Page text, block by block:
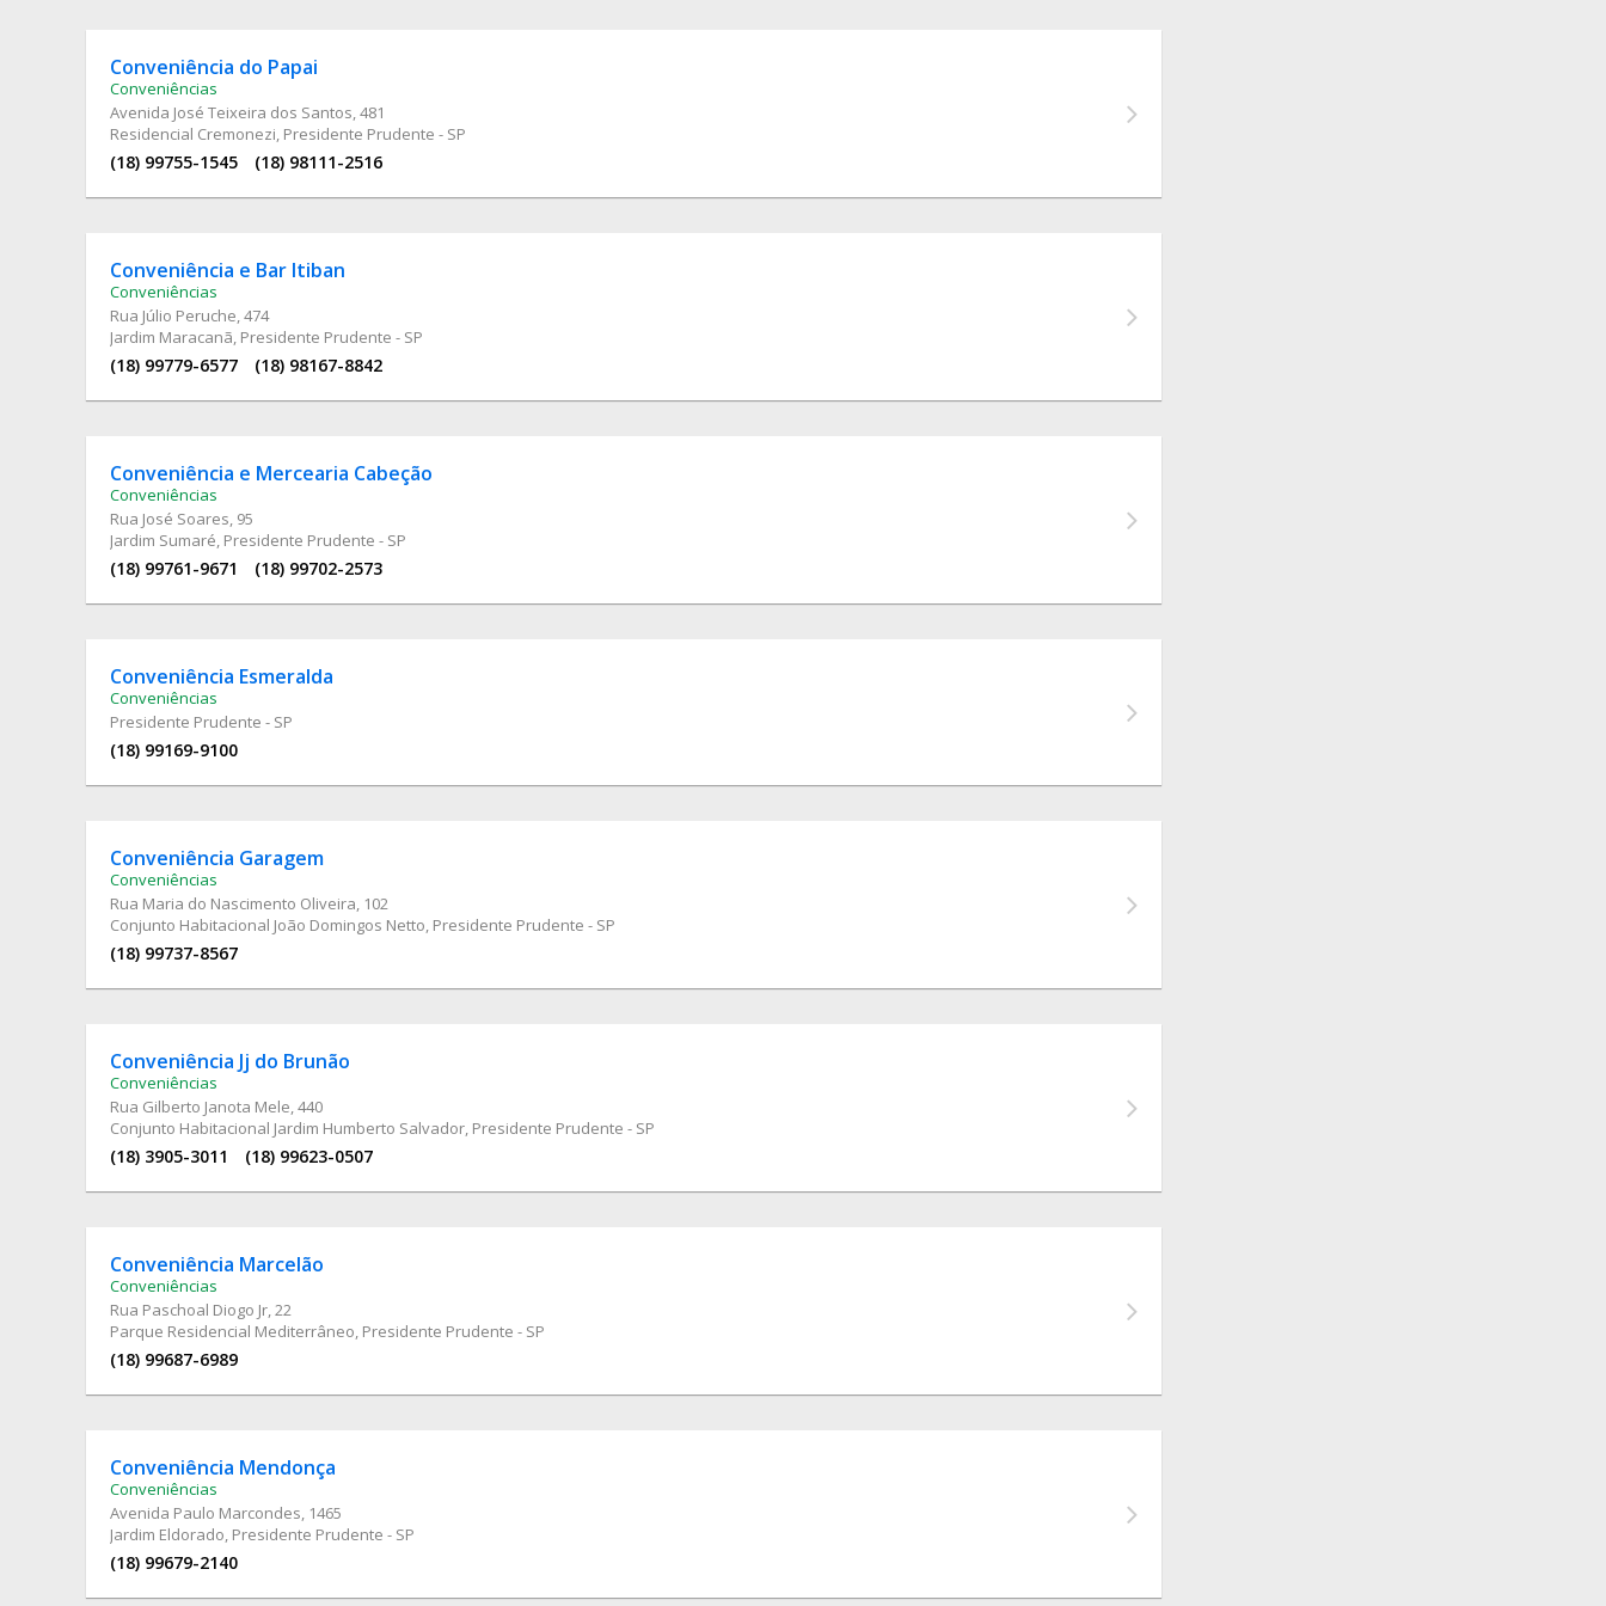
Conveniência do Papai
Conveniências
Avenida José Teixeira dos Santos, 481
Residencial Cremonezi, Presidente Prudente - SP
(18) 99755-1545 (18) 98111-2516
Conveniência e Bar Itiban
Conveniências
Rua Júlio Peruche, 474
Jardim Maracanã, Presidente Prudente - SP
(18) 99779-6577 (18) 98167-8842
Conveniência e Mercearia Cabeção
Conveniências
Rua José Soares, 95
Jardim Sumaré, Presidente Prudente - SP
(18) 99761-9671 (18) 99702-2573
Conveniência Esmeralda
Conveniências
Presidente Prudente - SP
(18) 99169-9100
Conveniência Garagem
Conveniências
Rua Maria do Nascimento Oliveira, 102
Conjunto Habitacional João Domingos Netto, Presidente Prudente - SP
(18) 99737-8567
Conveniência Jj do Brunão
Conveniências
Rua Gilberto Janota Mele, 440
Conjunto Habitacional Jardim Humberto Salvador, Presidente Prudente - SP
(18) 3905-3011 (18) 99623-0507
Conveniência Marcelão
Conveniências
Rua Paschoal Diogo Jr, 22
Parque Residencial Mediterrâneo, Presidente Prudente - SP
(18) 99687-6989
Conveniência Mendonça
Conveniências
Avenida Paulo Marcondes, 1465
Jardim Eldorado, Presidente Prudente - SP
(18) 99679-2140